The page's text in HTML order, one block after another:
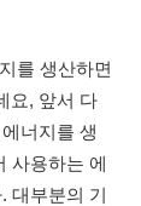
를 생산하면
요, 앞서 다
너지를 생
사용하는 에
대부분의 기